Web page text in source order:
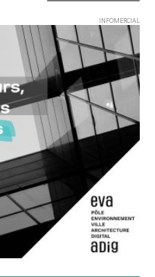
INFOMERCIAL